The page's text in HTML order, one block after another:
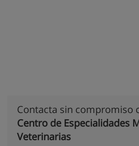
Contacta sin compromiso
Centro de Especialidades
Veterinarias